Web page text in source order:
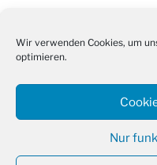
Wir verwenden Cookies, um
optimieren.
Nur
Datenschutz
Cookie-Richtlinie (EU)